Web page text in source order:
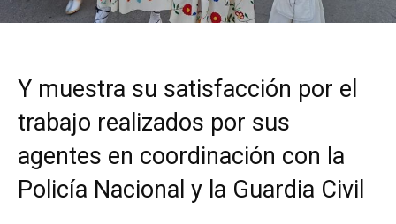
Y muestra su satisfacción por el
trabajo realizados por sus
agentes en coordinación con la
Policía Nacional y la Guardia Civil